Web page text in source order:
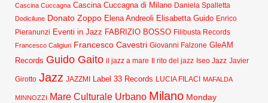
Cascina Cuccagna Cascina Cuccagna di Milano Daniela Spalletta
Dodicilune Donato Zoppo Elena Andreoli Elisabetta Guido Enrico
Pieranunzi Eventi in Jazz FABRIZIO BOSSO Filibusta Records
Francesco Caligiuri Francesco Cavestri Giovanni Falzone GleAM
Records Guido Gaito il jazz a mare Il rito del jazz Iseo Jazz Javier
Girotto Jazz JAZZMI Label 33 Records LUCIA FILACI MAFALDA
MINNOZZI Mare Culturale Urbano Milano Monday